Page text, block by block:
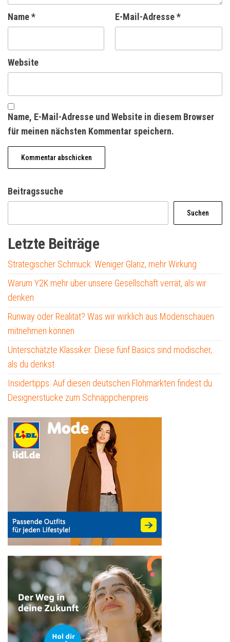
Name* E-Mail-Adresse*
Website
Name, E-Mail-Adresse und Website in diesem Browser
für meinen nächsten Kommentar speichern.
Beitragssuche
Suchen
Letzte Beiträge
Strategischer Schmuck: Weniger Glanz, mehr Wirkung
Warum Y2K mehr über unsere Gesellschaft verrät, als wir
denken
Runway oder Realität? Was wir wirklich aus Modenschauen
mitnehmen können
Unterschätzte Klassiker: Diese fünf Basics sind modischer,
als du denkst
Insidertipps: Auf diesen deutschen Flohmärkten findest du
Designerstücke zum Schnäppchenpreis